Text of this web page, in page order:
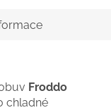
Froddo
chladné